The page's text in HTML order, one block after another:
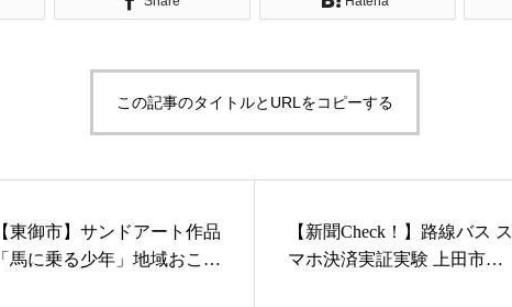
この記事のタイトルとURLをコピーする
【東御市】サンドアート作品
「馬に乗る少年」地域おこし
【新聞Check！】路線バス ス
マホ決済実証実験 上田市内